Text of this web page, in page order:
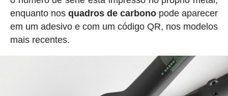
enquanto nos quadros de carbono pode aparecer
em um adesivo e com um código QR, nos modelos
mais recentes.